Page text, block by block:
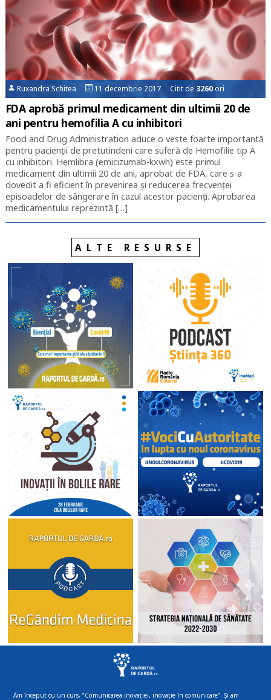
Ruxandra Schitea 11 decembrie 2017 Citit de 3260ori
FDA aprobă primul medicament din ultimii 20 de
ani pentru hemofilia A cu inhibitori
Food and Drug Administration aduce o veste foarte importantă
pentru pacienții de pretutindeni care suferă de Hemofilie tip A
cu inhibitori. Hemlibra (emicizumab-kxwh) este primul
medicament din ultimii 20 de ani, aprobat de FDA, care s-a
dovedit a fi eficient în prevenirea și reducerea frecvenței
episoadelor de sângerare în cazul acestor pacienți. Aprobarea
medicamentului reprezintă […]
ALTE RESURSE
Am început cu un curs, “Comunicarea inovației, inovație în comunicare”. Și am